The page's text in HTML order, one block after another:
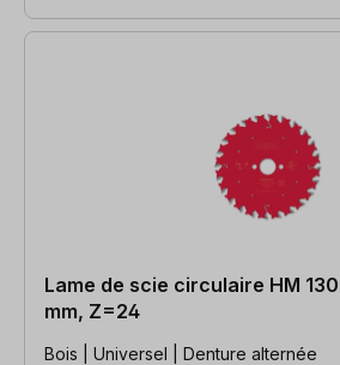
Lame de scie circulaire HM
mm, Z=24
Bois | Universel | Denture alternée